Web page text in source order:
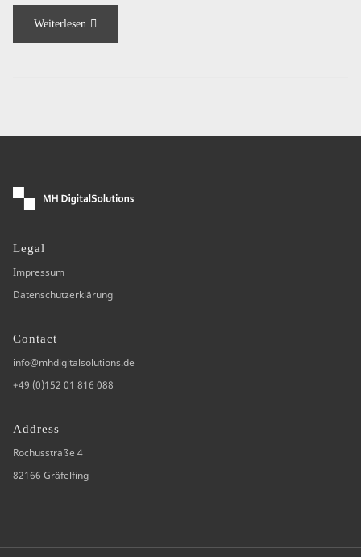
Weiterlesen
Legal
Impressum
Datenschutzerklärung
Contact
info@mhdigitalsolutions.de
+49 (0)152 01 816 088
Address
Rochusstraße 4
82166 Gräfelfing